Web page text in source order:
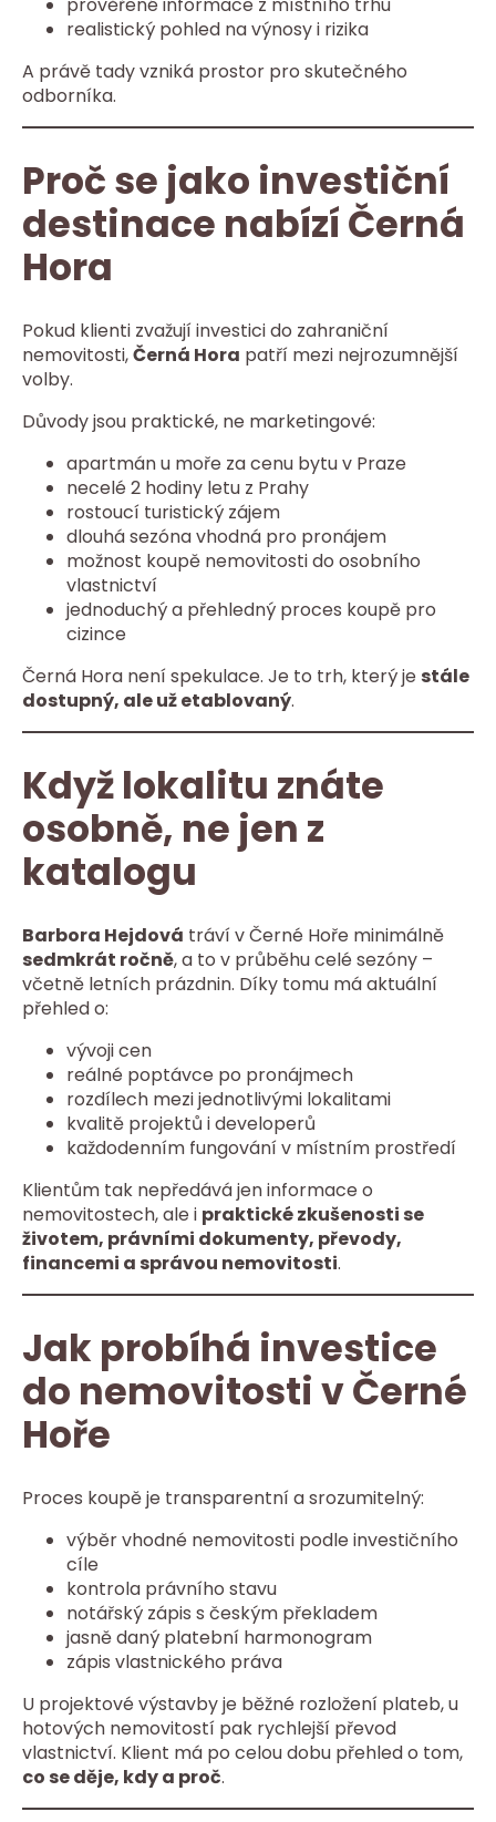
prověřené informace z místního trhu
realistický pohled na výnosy i rizika
A právě tady vzniká prostor pro skutečného
odborníka.
Proč se jako investiční
destinace nabízí Černá
Hora
Pokud klienti zvažují investici do zahraniční
nemovitosti,Černá Hora patří mezi nejrozumnější
volby.
Důvody jsou praktické, ne marketingové:
apartmán u moře za cenu bytu v Praze
necelé 2 hodiny letu z Prahy
rostoucí turistický zájem
dlouhá sezóna vhodná pro pronájem
možnost koupě nemovitosti do osobního
vlastnictví
jednoduchý a přehledný proces koupě pro
cizince
Černá Hora není spekulace. Je to trh, který je stále
dostupný, ale už etablovaný.
Když lokalitu znáte
osobně, ne jen z
katalogu
Barbora Hejdová tráví v Černé Hoře minimálně
sedmkrát ročně, a to v průběhu celé sezóny –
včetně letních prázdnin. Díky tomu má aktuální
přehled o:
vývoji cen
reálné poptávce po pronájmech
rozdílech mezi jednotlivými lokalitami
kvalitě projektů i developerů
každodenním fungování v místním prostředí
Klientům tak nepředává jen informace o
nemovitostech, ale i praktické zkušenosti se
životem, právními dokumenty, převody,
financemi a správou nemovitosti.
Jak probíhá investice
do nemovitosti v Černé
Hoře
Proces koupě je transparentní a srozumitelný:
výběr vhodné nemovitosti podle investičního
cíle
kontrola právního stavu
notářský zápis s českým překladem
jasně daný platební harmonogram
zápis vlastnického práva
U projektové výstavby je běžné rozložení plateb, u
hotových nemovitostí pak rychlejší převod
vlastnictví. Klient má po celou dobu přehled o tom,
co se děje, kdy a proč.